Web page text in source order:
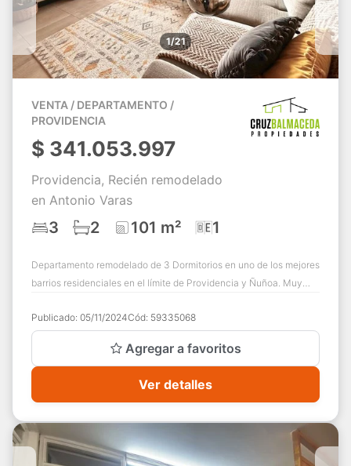
1/21
VENTA / DEPARTAMENTO /
PROVIDENCIA
$ 341.053.997
Providencia, Recién remodelado
en Antonio Varas
3 2 101 m² 1
Departamento remodelado de 3 Dormitorios en uno de los mejores
barrios residenciales en el límite de Providencia y Ñuñoa. Muy
Publicado: 05/11/2024Cód: 59335068
Agregar a favoritos
Ver detalles